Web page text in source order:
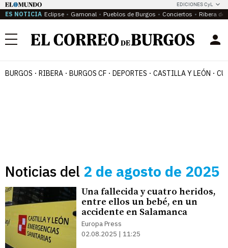
EDICIONES CyL
ES NOTICIA Eclipse Gamonal Pueblos de Burgos Conciertos Ribera del
Menú
BURGOS RIBERA BURGOS CF DEPORTES CASTILLA Y LEÓN
Noticias del 2 de agosto de 2025
Una fallecida y cuatro heridos,
entre ellos un bebé, en un
accidente en Salamanca
Europa Press
02.08.2025 | 11:25